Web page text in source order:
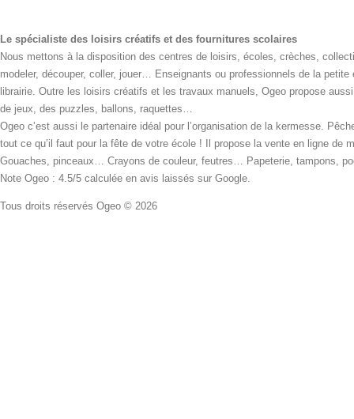
Le spécialiste des loisirs créatifs et des fournitures scolaires
Nous mettons à la disposition des centres de loisirs, écoles, crèches,
modeler, découper, coller, jouer… Enseignants ou professionnels de la
librairie. Outre les loisirs créatifs et les travaux manuels, Ogeo propose
de jeux, des puzzles, ballons, raquettes…
Ogeo c’est aussi le partenaire idéal pour l’organisation de la kermesse.
tout ce qu’il faut pour la fête de votre école ! Il propose la vente en ligne
Gouaches, pinceaux… Crayons de couleur, feutres… Papeterie, tampons,
Note Ogeo : 4.5/5 calculée en avis laissés sur Google.
Tous droits réservés Ogeo © 2026